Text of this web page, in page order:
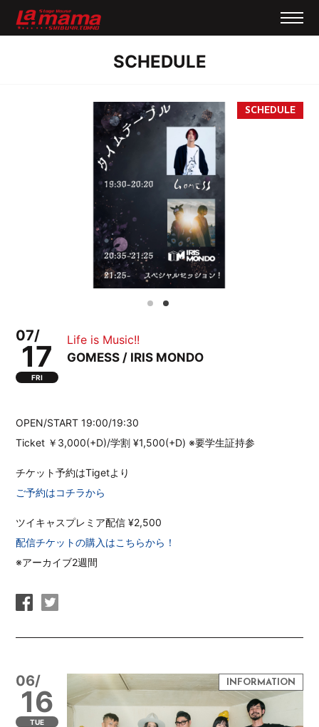
SCHEDULE
07/
17
FRI
Life is Music!!
GOMESS / IRIS MONDO
OPEN/START 19:00/19:30
Ticket ￥3,000(+D)/学割 ¥1,500(+D) ※要学生証持参
チケット予約はTigetより
ご予約はコチラから
ツイキャスプレミア配信 ¥2,500
配信チケットの購入はこちらから！
※アーカイブ2週間
06/
16
TUE